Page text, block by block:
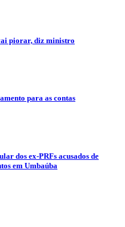
piorar, diz ministro
para as contas
dos ex-PRFs acusados de
em Umbaúba